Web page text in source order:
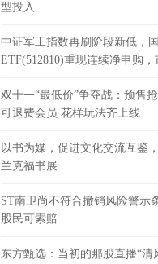
型投入
中证军工指数再刷阶段新低，
ETF(512810)重现连续净申购，
双十一“最低价”争夺战：预售
可退费会员 花样玩法齐上线
以书为媒，促进文化交流互鉴
兰克福书展
ST南卫尚不符合撤销风险警示
股民可索赔
东方甄选：当初的那股直播“清